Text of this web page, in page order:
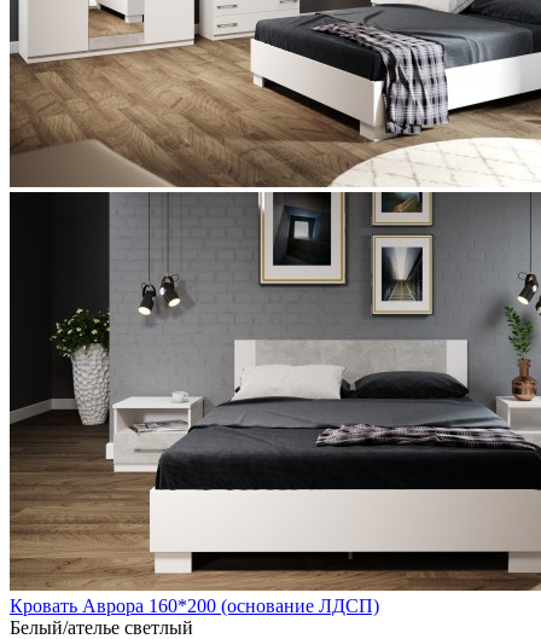
Кровать Аврора 160*200 (основание ЛДСП)
Белый/ателье светлый